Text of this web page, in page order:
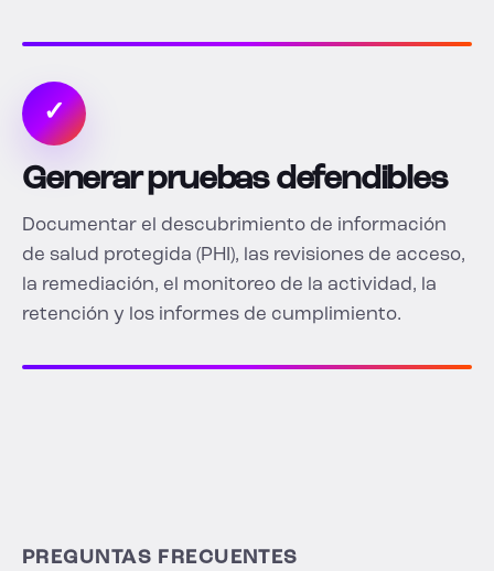
✓
Generar pruebas defendibles
Documentar el descubrimiento de información
de salud protegida (PHI), las revisiones de acceso,
la remediación, el monitoreo de la actividad, la
retención y los informes de cumplimiento.
PREGUNTAS FRECUENTES